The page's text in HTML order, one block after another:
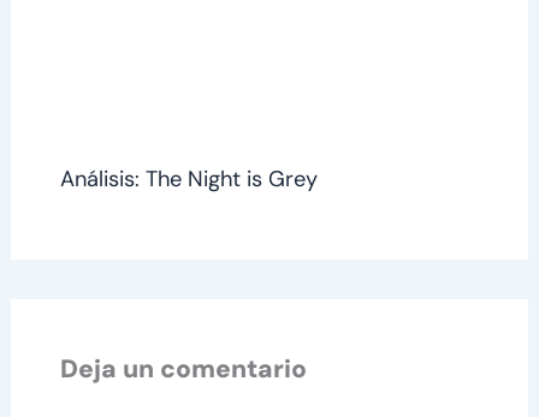
Análisis: The Night is Grey
Deja un comentario